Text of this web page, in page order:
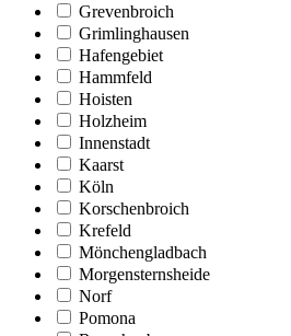
Grevenbroich
Grimlinghausen
Hafengebiet
Hammfeld
Hoisten
Holzheim
Innenstadt
Kaarst
Köln
Korschenbroich
Krefeld
Mönchengladbach
Morgensternsheide
Norf
Pomona